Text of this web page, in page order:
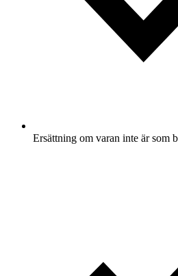
Ersättning om varan inte är som